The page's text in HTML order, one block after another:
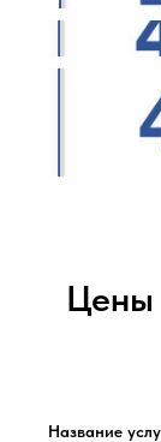
Цены
Название